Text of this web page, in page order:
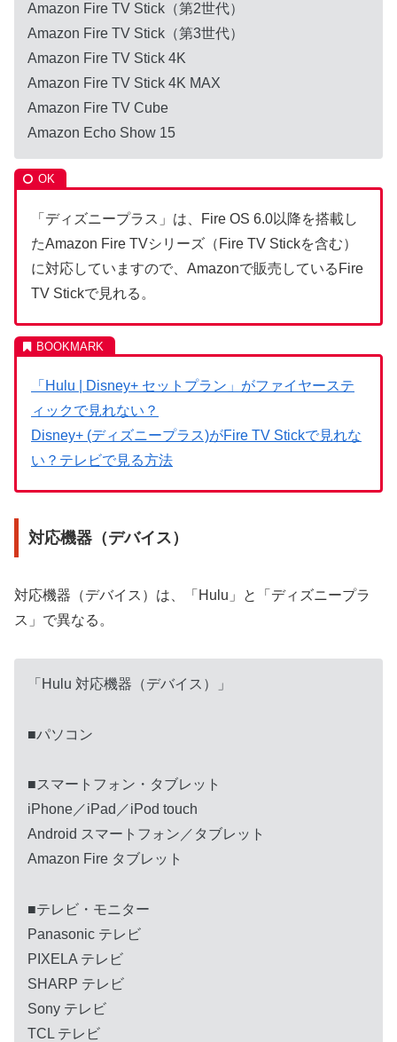
Amazon Fire TV Stick（第2世代）
Amazon Fire TV Stick（第3世代）
Amazon Fire TV Stick 4K
Amazon Fire TV Stick 4K MAX
Amazon Fire TV Cube
Amazon Echo Show 15
「ディズニープラス」は、Fire OS 6.0以降を搭載し
たAmazon Fire TVシリーズ（Fire TV Stickを含む）
に対応していますので、Amazonで販売しているFire
TV Stickで見れる。
「Hulu | Disney+ セットプラン」がファイヤーステ
ィックで見れない？
Disney+ (ディズニープラス)がFire TV Stickで見れな
い？テレビで見る方法
対応機器（デバイス）
対応機器（デバイス）は、「Hulu」と「ディズニープラ
ス」で異なる。
「Hulu 対応機器（デバイス）」
■パソコン
■スマートフォン・タブレット
iPhone／iPad／iPod touch
Android スマートフォン／タブレット
Amazon Fire タブレット
■テレビ・モニター
Panasonic テレビ
PIXELA テレビ
SHARP テレビ
Sony テレビ
TCL テレビ